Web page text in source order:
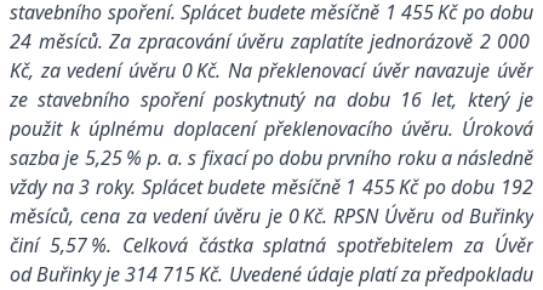
stavebního spoření. Splácet budete měsíčně 1 455 Kč po dobu
24 měsíců. Za zpracování úvěru zaplatíte jednorázově 2 000
Kč, za vedení úvěru 0 Kč. Na překlenovací úvěr navazuje úvěr
ze stavebního spoření poskytnutý na dobu 16 let, který je
použit k úplnému doplacení překlenovacího úvěru. Úroková
sazba je 5,25 % p. a. s fixací po dobu prvního roku a následně
vždy na 3 roky. Splácet budete měsíčně 1 455 Kč po dobu 192
měsíců, cena za vedení úvěru je 0 Kč. RPSN Úvěru od Buřinky
činí 5,57 %. Celková částka splatná spotřebitelem za Úvěr
od Buřinky je 314 715 Kč. Uvedené údaje platí za předpokladu